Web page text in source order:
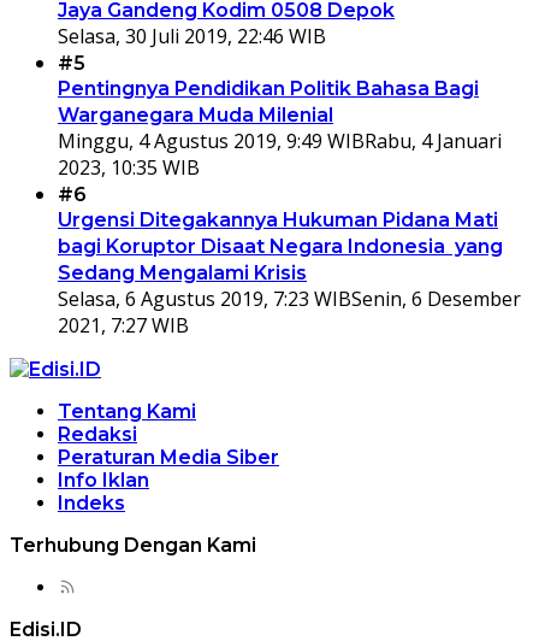
Jaya Gandeng Kodim 0508 Depok
Selasa, 30 Juli 2019, 22:46 WIB
#5
Pentingnya Pendidikan Politik Bahasa Bagi
Warganegara Muda Milenial
Minggu, 4 Agustus 2019, 9:49 WIBRabu, 4 Januari
2023, 10:35 WIB
#6
Urgensi Ditegakannya Hukuman Pidana Mati
bagi Koruptor Disaat Negara Indonesia yang
Sedang Mengalami Krisis
Selasa, 6 Agustus 2019, 7:23 WIBSenin, 6 Desember
2021, 7:27 WIB
Tentang Kami
Redaksi
Peraturan Media Siber
Info Iklan
Indeks
Terhubung Dengan Kami
Edisi.ID